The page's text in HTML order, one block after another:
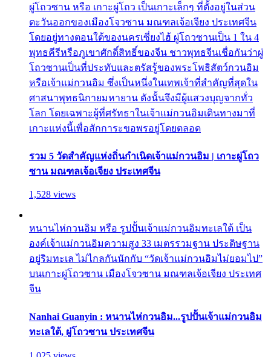
ผู่โถวซาน หรือ เกาะผู่โถว เป็นเกาะเล็กๆ ที่ตั้งอยู่ในส่วน
ตะวันออกของเมืองโจวซาน มณฑลเจ้อเจียง ประเทศจีน
โดยอยู่ทางตอนใต้ของนครเซี่ยงไฮ้ ผู่โถวซานเป็น 1 ใน 4
พุทธคีรีหรือภูเขาศักดิ์สิทธิ์ของจีน ชาวพุทธจีนเชื่อกันว่าผู่
โถวซานเป็นที่ประทับและตรัสรู้ของพระโพธิสัตว์กวนอิม
หรือเจ้าแม่กวนอิม ซึ่งเป็นหนึ่งในเทพเจ้าที่สำคัญที่สุดใน
ศาสนาพุทธนิกายมหายาน ดังนั้นจึงมีผู้แสวงบุญจากทั่ว
โลก โดยเฉพาะผู้ที่ศรัทธาในเจ้าแม่กวนอิมเดินทางมาที่
เกาะแห่งนี้เพื่อสักการะขอพรอยู่โดยตลอด
รวม 5 วัดสำคัญแห่งถิ่นกำเนิดเจ้าแม่กวนอิม | เกาะผู่โถว
ซาน มณฑลเจ้อเจียง ประเทศจีน
1,528 views
หนานไห่กวนอิม หรือ รูปปั้นเจ้าแม่กวนอิมทะเลใต้ เป็น
องค์เจ้าแม่กวนอิมความสูง 33 เมตรรวมฐาน ประดิษฐาน
อยู่ริมทะเล ไม่ไกลกันนักกับ “วัดเจ้าแม่กวนอิมไม่ยอมไป”
บนเกาะผู่โถวซาน เมืองโจวซาน มณฑลเจ้อเจียง ประเทศ
จีน
Nanhai Guanyin : หนานไห่กวนอิม...รูปปั้นเจ้าแม่กวนอิม
ทะเลใต้, ผู่โถวซาน ประเทศจีน